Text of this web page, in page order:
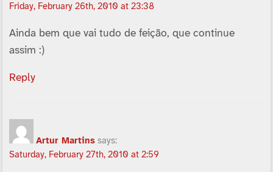
Friday, February 26th, 2010 at 23:38
Ainda bem que vai tudo de feição, que continue
assim :)
Reply
Artur Martins says:
Saturday, February 27th, 2010 at 2:59